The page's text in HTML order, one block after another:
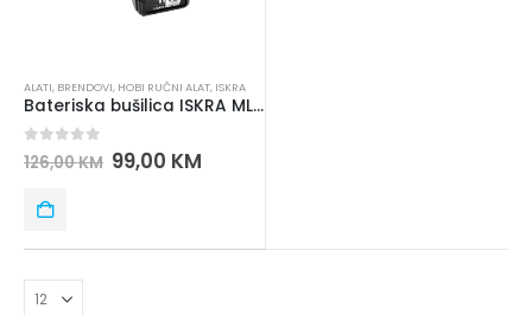
ALATI, BRENDOVI, HOBI RUČNI ALAT, ISKRA
Bateriska bušilica ISKRA ML-CD92-180
out of 5
126,00KM 99,00 KM